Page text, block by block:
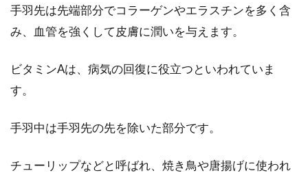
手羽先は先端部分でコラーゲンやエラスチンを多く含
み、血管を強くして皮膚に潤いを与えます。
ビタミンAは、病気の回復に役立つといわれていま
す。
手羽中は手羽先の先を除いた部分です。
チューリップなどと呼ばれ、焼き鳥や唐揚げに使われ